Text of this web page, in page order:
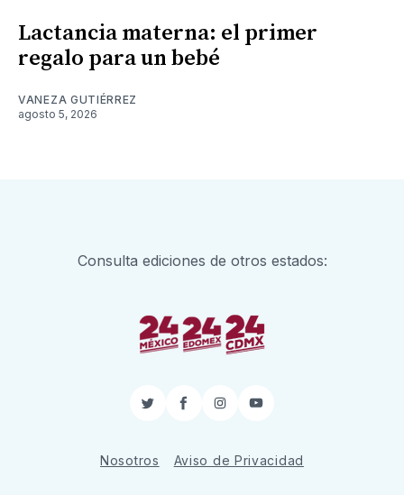
Lactancia materna: el primer
regalo para un bebé
VANEZA GUTIÉRREZ
agosto 5, 2026
Consulta ediciones de otros estados:
TwitterFacebook
InstagramYouTube
Nosotros Aviso de Privacidad